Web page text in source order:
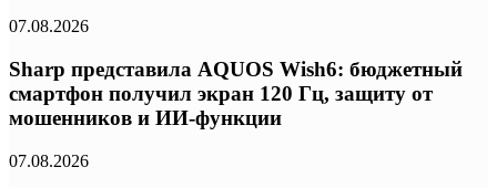
07.08.2026
Sharp представила AQUOS Wish6: бюджетный
смартфон получил экран 120 Гц, защиту от
мошенников и ИИ-функции
07.08.2026